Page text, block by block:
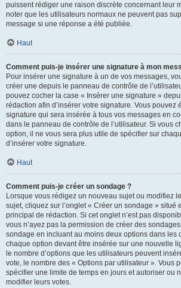
puissent rédiger une raison discrète concernant leur
noter que les utilisateurs normaux ne peuvent pas
message si une réponse a été publiée.
Haut
Comment puis-je insérer une signature à mon
Pour insérer une signature à un de vos messages,
créer une depuis le panneau de contrôle de
pouvez cocher la case « Insérer une signature »
rédaction afin d’insérer votre signature. Vous pouvez
signature qui sera insérée à tous vos messages en
dans le panneau de contrôle de l’utilisateur. Si vous
option, il ne vous sera plus utile de spécifier sur
d’insérer votre signature.
Haut
Comment puis-je créer un sondage ?
Lorsque vous rédigez un nouveau sujet ou modifiez
sujet, cliquez sur l’onglet « Créer un sondage » situé
principal de rédaction. Si cet onglet n’est pas
vous n’ayez pas la permission de créer des
sondage en incluant au moins deux options dans les
chaque option devant être insérée sur une nouvelle
le nombre d’options que les utilisateurs peuvent
vote, le nombre des « Options par utilisateur ». Vous
spécifier une limite de temps en jours et autoriser ou
modifier leurs votes.